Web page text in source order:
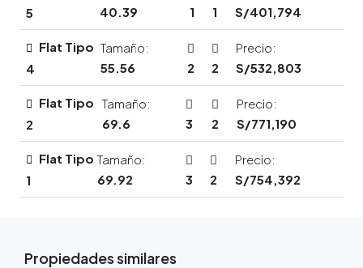
5
40.39
1 1
S/401,794
Flat Tipo
4
Tamaño:
55.56
2 2
Precio:
S/532,803
Flat Tipo
2
Tamaño:
69.6
3 2
Precio:
S/771,190
Flat Tipo
1
Tamaño:
69.92
3 2
Precio:
S/754,392
Propiedades similares